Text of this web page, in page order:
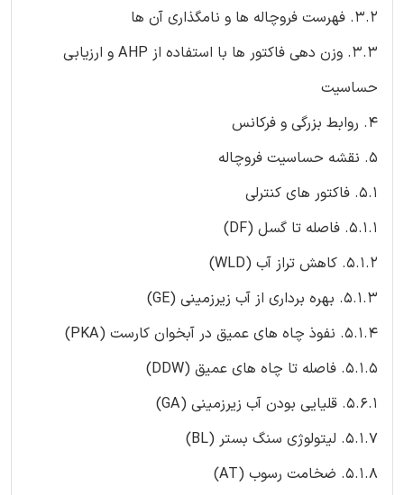
3.2. فهرست فروچاله ها و نامگذاری آن ها
3.3. وزن دهی فاکتور ها با استفاده از AHP و ارزیابی
حساسیت
4. روابط بزرگی و فرکانس
5. نقشه حساسیت فروچاله
5.1. فاکتور های کنترلی
5.1.1. فاصله تا گسل (DF)
5.1.2. کاهش تراز آب (WLD)
5.1.3. بهره برداری از آب زیرزمینی (GE)
5.1.4. نفوذ چاه های عمیق در آبخوان کارست (PKA)
5.1.5. فاصله تا چاه های عمیق (DDW)
5.6.1. قلیایی بودن آب زیرزمینی (GA)
5.1.7. لیتولوژی سنگ بستر (BL)
5.1.8. ضخامت رسوب (AT)